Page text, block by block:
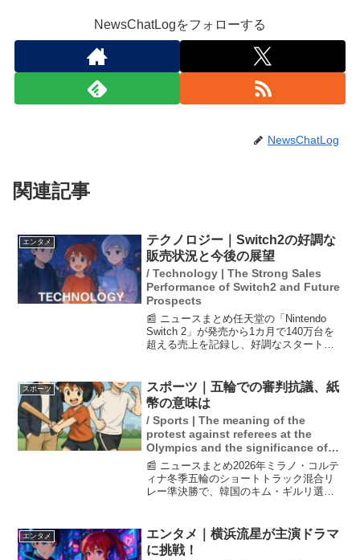
NewsChatLogをフォローする
NewsChatLog
関連記事
エンタメ
テクノロジー｜Switch2の好調な
販売状況と今後の展望
/ Technology | The Strong Sales
Performance of Switch2 and Future
Prospects
📰 ニュースまとめ任天堂の「Nintendo
Switch 2」が発売から1カ月で140万台を
超える売上を記録し、好調なスタートを
策が成功したと見られています。また、
ス...
スポーツ
スポーツ｜五輪での審判抗議、紙
幣の意味は
/ Sports | The meaning of the
protest against referees at the
Olympics and the significance of
banknotes.
📰 ニュースまとめ2026年ミラノ・コルテ
ィナ冬季五輪のショートトラック混合リ
レー準決勝で、韓国のキム・ギルリ選手
措置を求めるために紙幣を持って抗議し
ました。この行動は...
エンタメ
エンタメ｜横浜流星が主演ドラマ
に挑戦！